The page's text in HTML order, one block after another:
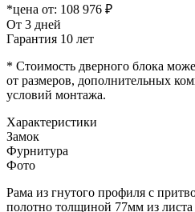
*цена от: 108 976 ₽
От 3 дней
Гарантия 10 лет
* Стоимость дверного блока
от размеров, дополнительных
условий монтажа.
Характеристики
Замок
Фурнитура
Фото
Рама из гнутого профиля с
полотно толщиной 77мм из